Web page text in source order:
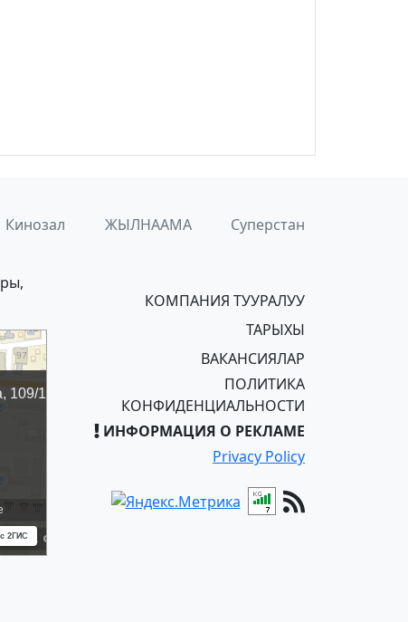
Кинозал ЖЫЛНААМА Суперстан
КОМПАНИЯ ТУУРАЛУУ
ТАРЫХЫ
ВАКАНСИЯЛАР
ПОЛИТИКА
КОНФИДЕНЦИАЛЬНОСТИ
ИНФОРМАЦИЯ О РЕКЛАМЕ
Privacy Policy